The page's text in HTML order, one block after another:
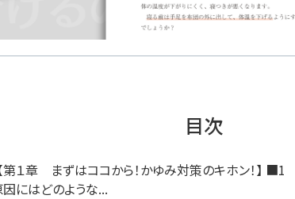
目次
第１章 まずはココから！かゆみ対策のキホン！】
にはどのような...